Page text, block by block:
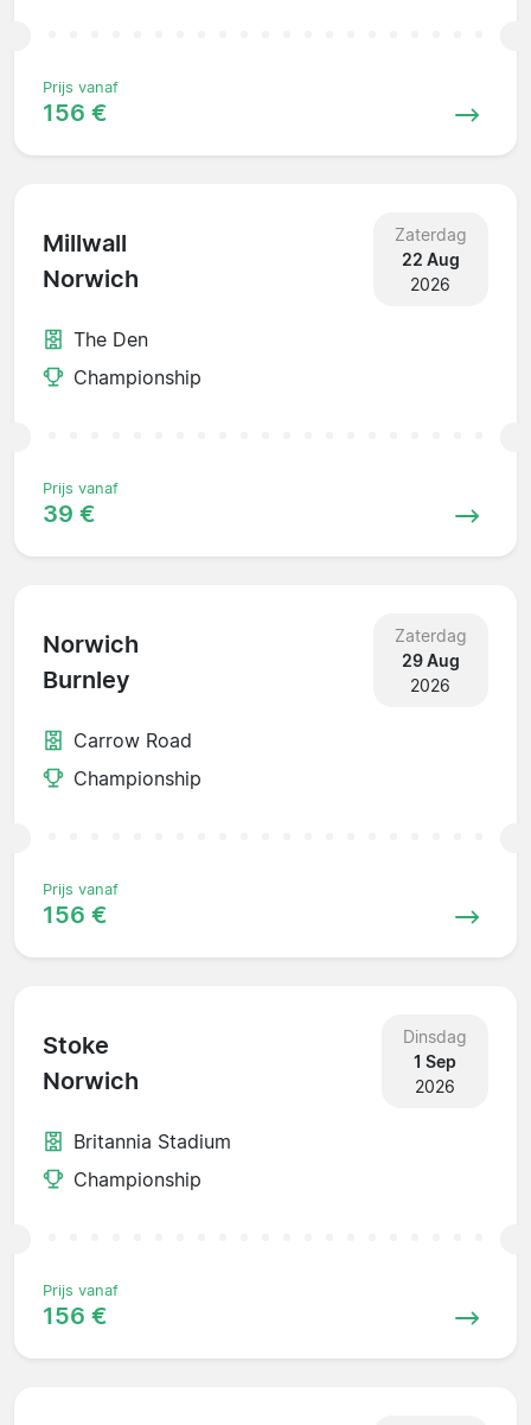
Prijs vanaf
156 €
Millwall
Norwich
Zaterdag
22 Aug
2026
The Den
Championship
Prijs vanaf
39 €
Norwich
Burnley
Zaterdag
29 Aug
2026
Carrow Road
Championship
Prijs vanaf
156 €
Stoke
Norwich
Dinsdag
1 Sep
2026
Britannia Stadium
Championship
Prijs vanaf
156 €